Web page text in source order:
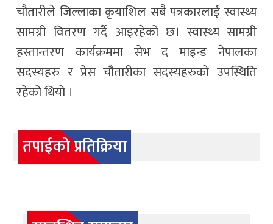
चौतारीले जिल्लाका कृयाशिल सबै पत्रकारलाई स्वास्थ्य
सामग्री वितरण गर्दै आइरहेको छ। स्वास्थ्य सामग्री
हस्तान्तरण कार्यक्रममा सेभ द माइन्ड नेपालका
सदस्यहरु र प्रेस चौतारीका सदस्यहरुको उपस्थिति
रहेको थियो ।
तपाईको प्रतिक्रिया